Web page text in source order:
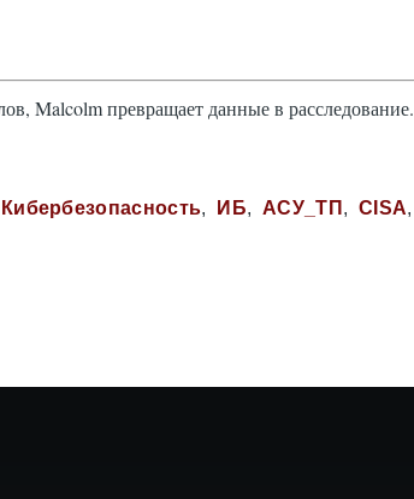
Malcolm превращает данные в расследование.
Кибербезопасность ИБ АСУ_ТП CISA